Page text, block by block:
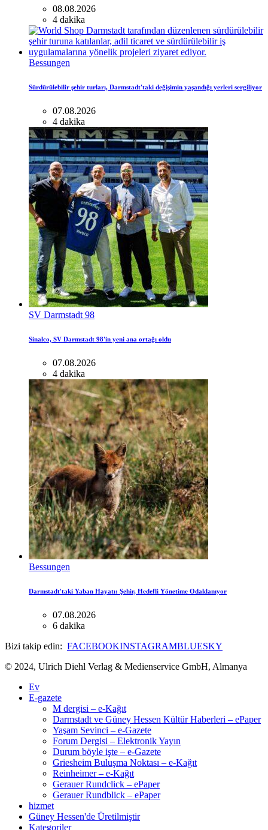
08.08.2026
4 dakika
Bessungen
Sürdürülebilir şehir turları, Darmstadt'taki değişimin yaşandığı yerleri sergiliyor
07.08.2026
4 dakika
SV Darmstadt 98
Sinalco, SV Darmstadt 98'in yeni ana ortağı oldu
07.08.2026
4 dakika
Bessungen
Darmstadt'taki Yaban Hayatı: Şehir, Hedefli Yönetime Odaklanıyor
07.08.2026
6 dakika
Bizi takip edin: FACEBOOKINSTAGRAMBLUESKY
© 2024, Ulrich Diehl Verlag & Medienservice GmbH, Almanya
Ev
E-gazete
M dergisi – e-Kağıt
Darmstadt ve Güney Hessen Kültür Haberleri – ePaper
Yaşam Sevinci – e-Gazete
Forum Dergisi – Elektronik Yayın
Durum böyle işte – e-Gazete
Griesheim Buluşma Noktası – e-Kağıt
Reinheimer – e-Kağıt
Gerauer Rundclick – ePaper
Gerauer Rundblick – ePaper
hizmet
Güney Hessen'de Üretilmiştir
Kategoriler